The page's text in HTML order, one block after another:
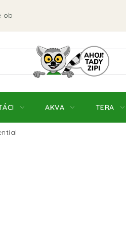
objednávka Obchodní
AKVA TERA